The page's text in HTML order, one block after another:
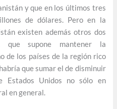
y que en los últimos tres
de dólares. Pero en la
existen además otros dos
que supone mantener la
de los países de la región rico
que sumar el de disminuir
Estados Unidos no sólo en
en general.